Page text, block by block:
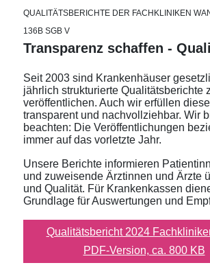
QUALITÄTSBERICHTE DER FACHKLINIKEN
136B SGB V
Transparenz schaffen -
Seit 2003 sind Krankenhäuser
jährlich strukturierte Qualitätsberichte
veröffentlichen. Auch wir erfüllen
transparent und nachvollziehbar. Wir
beachten: Die Veröffentlichungen
immer auf das vorletzte Jahr.
Unsere Berichte informieren
und zuweisende Ärztinnen und Ärzte
und Qualität. Für Krankenkassen
Grundlage für Auswertungen und
Qualitätsbericht 2024
PDF-Version, ca. 800 KB